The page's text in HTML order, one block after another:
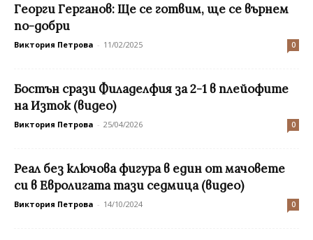
Георги Герганов: Ще се готвим, ще се върнем
по-добри
Виктория Петрова - 11/02/2025 0
Бостън срази Филаделфия за 2-1 в плейофите
на Изток (видео)
Виктория Петрова - 25/04/2026 0
Реал без ключова фигура в един от мачовете
си в Евролигата тази седмица (видео)
Виктория Петрова - 14/10/2024 0